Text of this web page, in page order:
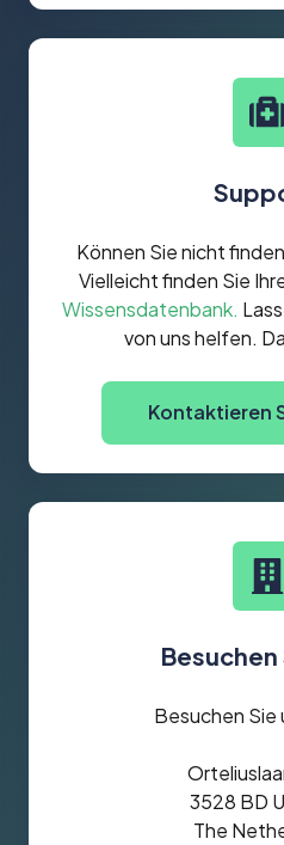
Können Sie nicht
Vielleicht finden Sie
Wissensdatenbank.
von uns helfen.
Kontaktieren
Besuchen
Besuchen Sie
3528 BD
The